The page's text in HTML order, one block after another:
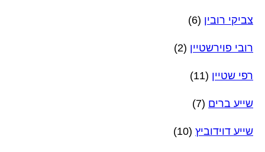
צביקי רובין (6)
רובי פוירשטיין (2)
רפי שטיין (11)
שייע ברים (7)
שייע דוידוביץ (10)